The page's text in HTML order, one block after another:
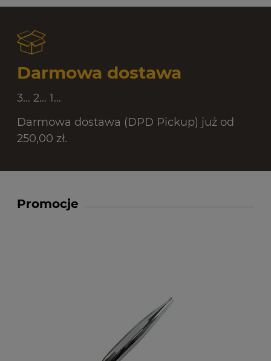
Darmowa dostawa
3... 2... 1...
Darmowa dostawa (DPD Pickup) już od
250,00 zł.
Promocje